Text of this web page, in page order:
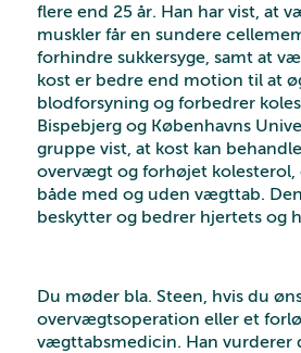
flere end 25 år. Han har vist, at
muskler får en sundere
forhindre sukkersyge, samt at
kost er bedre end motion til at
blodforsyning og forbedrer
Bispebjerg og Københavns
gruppe vist, at kost kan
overvægt og forhøjet kolesterol,
både med og uden vægttab.
beskytter og bedrer hjertets og
Du møder bla. Steen, hvis du
overvægtsoperation eller et
vægttabsmedicin. Han vurderer